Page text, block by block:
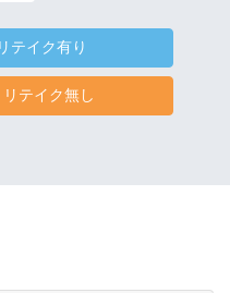
テイク有り
テイク無し